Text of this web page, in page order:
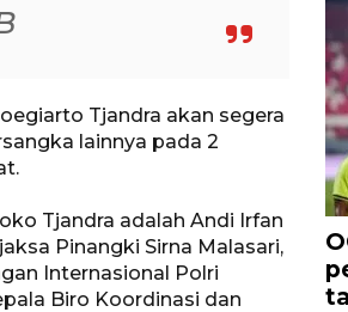
Tjandra akan segera
lainnya pada 2
Tjandra adalah Andi Irfan
Pinangki Sirna Malasari,
Internasional Polri
Biro Koordinasi dan